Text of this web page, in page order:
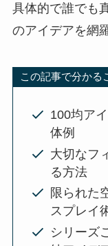
具体的で誰でも
のアイデアを網
この記事で分かる
100均ア
体例
大切なフ
る方法
限られた
スプレイ
シリーズ